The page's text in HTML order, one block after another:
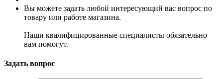
Вы можете задать любой интересующий вас вопрос по
товару или работе магазина.
Наши квалифицированные специалисты обязательно
вам помогут.
Задать вопрос